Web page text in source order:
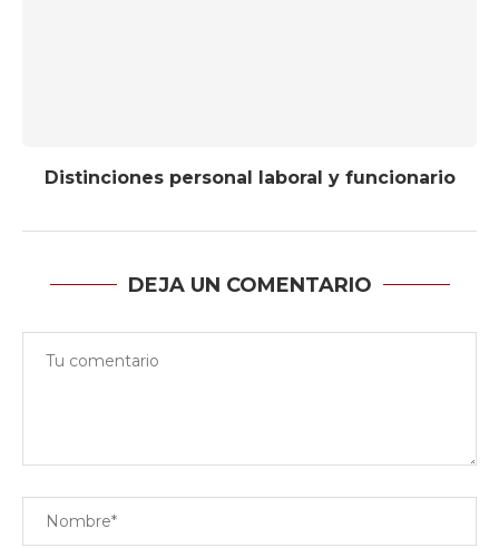
Distinciones personal laboral y funcionario
DEJA UN COMENTARIO